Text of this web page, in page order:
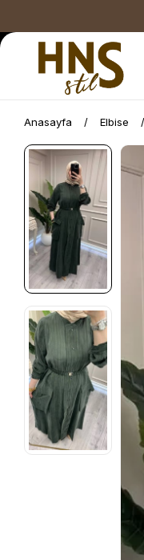
Anasayfa Elbise